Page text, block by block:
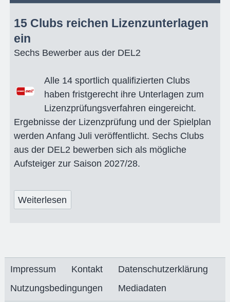
15 Clubs reichen Lizenzunterlagen
ein
Sechs Bewerber aus der DEL2
Alle 14 sportlich qualifizierten Clubs
haben fristgerecht ihre Unterlagen zum
Lizenzprüfungsverfahren eingereicht.
Ergebnisse der Lizenzprüfung und der Spielplan
werden Anfang Juli veröffentlicht. Sechs Clubs
aus der DEL2 bewerben sich als mögliche
Aufsteiger zur Saison 2027/28.
Weiterlesen
Impressum Kontakt
Datenschutzerklärung
Nutzungsbedingungen
Mediadaten